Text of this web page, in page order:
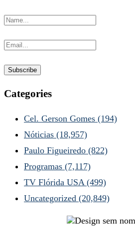
Categories
Cel. Gerson Gomes (194)
Nóticias (18,957)
Paulo Figueiredo (822)
Programas (7,117)
TV Flórida USA (499)
Uncategorized (20,849)